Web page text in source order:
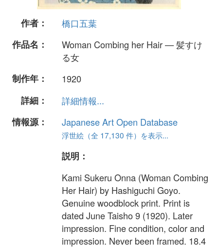
作者：
橋口五葉
作品名：
Woman Combing her Hair — 髪すけ
る女
制作年：
1920
詳細：
詳細情報...
情報源：
Japanese Art Open Database
浮世絵（全 17,130 件）を表示...
説明：
Kami Sukeru Onna (Woman Combing
Her Hair) by Hashiguchi Goyo.
Genuine woodblock print. Print is
dated June Taisho 9 (1920). Later
impression. Fine condition, color and
impression. Never been framed. 18.4